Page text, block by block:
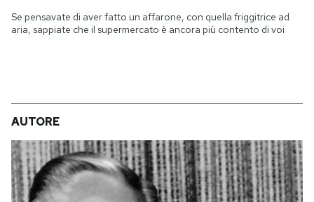
Se pensavate di aver fatto un affarone, con quella friggitrice ad
aria, sappiate che il supermercato è ancora più contento di voi
AUTORE